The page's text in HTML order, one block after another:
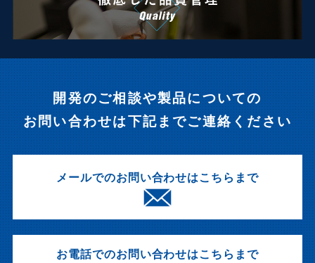
開発のご相談や製品についての
お問い合わせは下記までご連絡ください
メールでのお問い合わせはこちらまで
お電話でのお問い合わせはこちらまで